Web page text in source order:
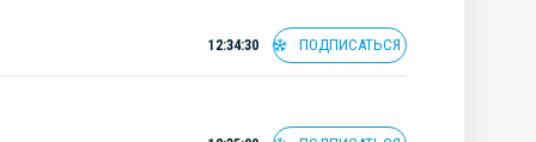
12:34:30 ПОДПИСАТЬСЯ